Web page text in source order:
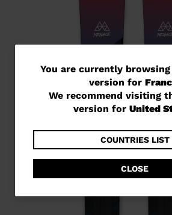
You
are
currently
website
version
for
You are currently
version for
We recommend visiting
version for United
COUNTRIES LIST
CLOSE